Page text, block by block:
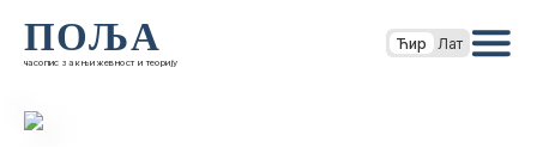
ПОЉА
часопис за књижевност и теорију
Ћир Лат